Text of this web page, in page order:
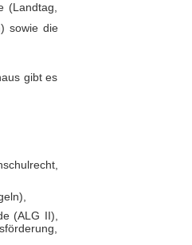
(Landtag,
sowie die
gibt es
(ALG II),